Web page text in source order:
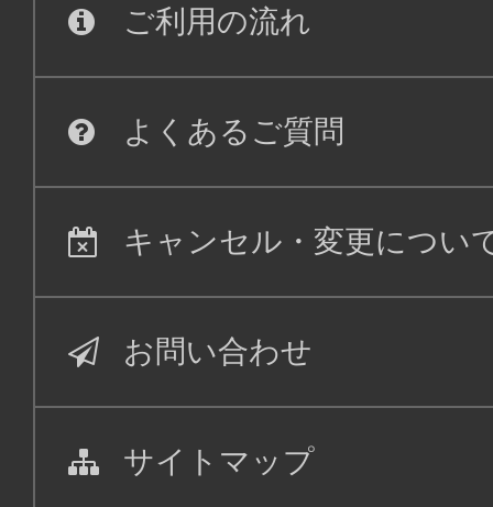
ご利用の流れ
よくあるご質問
キャンセル・変更につい
お問い合わせ
サイトマップ